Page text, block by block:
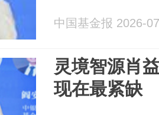
中国基金报 2026-
灵境智源肖
现在最紧缺